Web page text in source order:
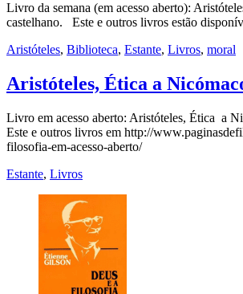
Livro da semana (em acesso aberto):
castelhano. Este e outros livros estão
Aristóteles, Biblioteca, Estante, Livros, moral
Aristóteles, Ética a
Livro em acesso aberto: Aristóteles, Ética a
Este e outros livros em http://
filosofia-em-acesso-aberto/
Estante, Livros